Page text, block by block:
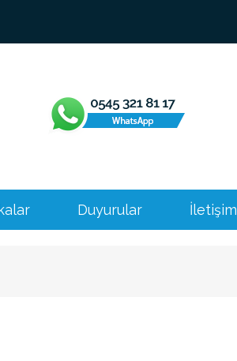
Duyurular İletişim